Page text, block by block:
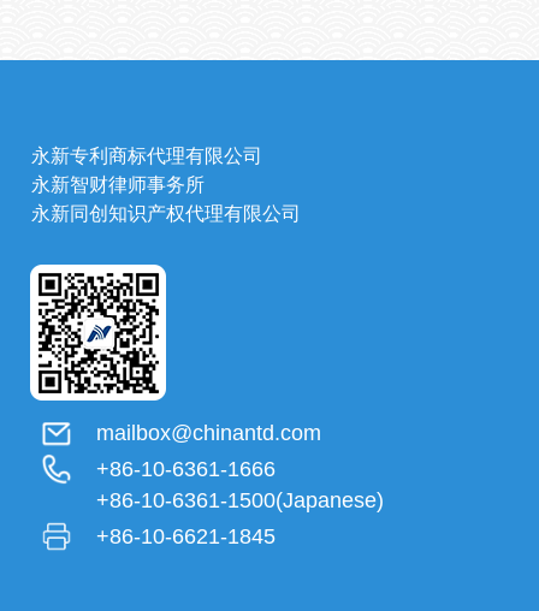
永新专利商标代理有限公司
永新智财律师事务所
永新同创知识产权代理有限公司
mailbox@chinantd.com
+86-10-6361-1666
+86-10-6361-1500(Japanese)
+86-10-6621-1845